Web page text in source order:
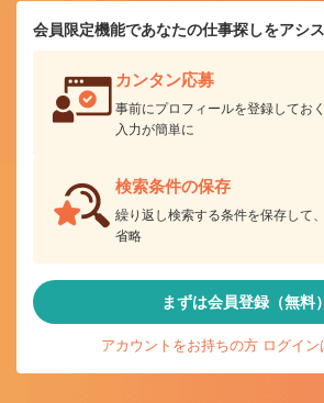
会員限定機能であなたの仕事探しをアシス
カンタン応募
事前にプロフィールを登録してお
入力が簡単に
検索条件の保存
繰り返し検索する条件を保存して
省略
まずは会員登録（無料）
アカウントをお持ちの方 ログイン